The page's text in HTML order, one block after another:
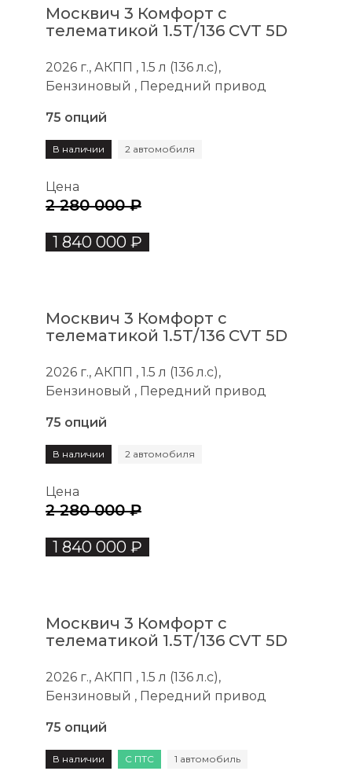
Москвич 3 Комфорт с
телематикой 1.5T/136 CVT 5D
2026 г., АКПП , 1.5 л (136 л.с),
Бензиновый , Передний привод
75 опций
В наличии 2 автомобиля
Цена
2 280 000 ₽
1 840 000 ₽
Москвич 3 Комфорт с
телематикой 1.5T/136 CVT 5D
2026 г., АКПП , 1.5 л (136 л.с),
Бензиновый , Передний привод
75 опций
В наличии 2 автомобиля
Цена
2 280 000 ₽
1 840 000 ₽
Москвич 3 Комфорт с
телематикой 1.5T/136 CVT 5D
2026 г., АКПП , 1.5 л (136 л.с),
Бензиновый , Передний привод
75 опций
В наличии С ПТС 1 автомобиль